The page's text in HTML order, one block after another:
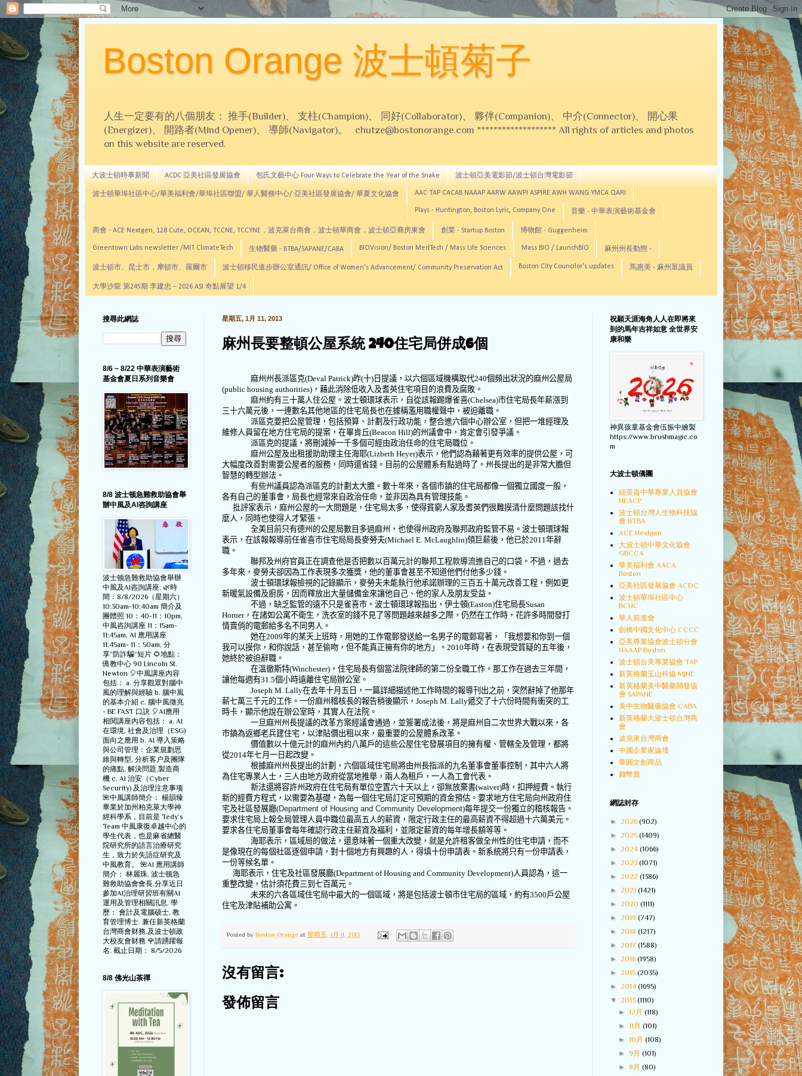
Boston Orange 波士頓菊子
人生一定要有的八個朋友： 推手(Builder)、 支柱(Champion)、 同好(Collaborator)、 夥伴(Companion)、 中介(Connector)、 開心果
(Energizer)、 開路者(Mind Opener)、 導師(Navigator)。 chutze@bostonorange.com ******************* All rights of articles and photos
on this website are reserved.
大波士頓時事新聞 ACDC 亞美社區發展協會 包氏文藝中心 Four Ways to Celebrate the Year of the Snake 波士頓亞美電影節/波士頓台灣電影節
波士頓華埠社區中心/華美福利會/華埠社區聯盟/ 華人醫務中心/ 亞美社區發展協會/ 華夏文化協會 AAC TAP CACAB NAAAP AARW AAWPI ASPIRE AWH WANG YMCA QARI
Plays - Huntington, Boston Lyric, Company One 音樂 - 中華表演藝術基金會
商會 - ACE Nextgen, 128 Cute, OCEAN, TCCNE, TCCYNE，波克萊台商會，波士頓華商會，波士頓亞裔房東會 創業 - Startup Boston 博物館 - Guggenheim
Greentown Labs newsletter /MIT ClimateTech 生物醫藥 - BTBA/SAPANE/CABA BIOVision/ Boston MedTech / Mass Life Sciences Mass BIO / LaunchBIO 麻州州長動態 -
波士頓市、昆士市，摩頓市、羅爾市 波士頓移民進步辦公室通訊/ Office of Women's Advancement/ Community Preservation Act Boston City Councilor's updates 馬惠美 - 麻州眾議員
大學沙龍 第245期 李建忠－2026 ASI 奇點展望 1/4
星期五, 1月 11, 2013
麻州長要整頓公屋系統 240住宅局併成6個
麻州州長派區克(Deval Patrick)昨(十) 日提議，以六個區域機構取代240個頻出狀況的麻州公屋局
(public housing authorities) ，藉此消除低收入及耆英住宅項目的浪費及腐敗。
麻州約有三十萬人住公屋。波士頓環球表示，自從該報踢爆雀喜(Chelsea)市住宅局長年薪漲到
三十六萬元後，一連數名其他地區的住宅局長也在據稱濫用職權聲中，被迫離職。
派區克要把公屋管理，包括預算、計劃及行政功能，整合進六個中心辦公室，但把一堆經理及
維修人員留在地方住宅局的提案，在畢肯丘(Beacon Hill)的州議會中，肯定會引發爭議。
派區克的提議，將刪減掉一千多個可經由政治任命的住宅局職位。
麻州公屋及出租援助助理主任海耶(Lizbeth Heyer)表示，他們認為藉著更有效率的提供公屋，可
大幅度改善對需要公屋者的服務，同時還省錢。目前的公屋體系有點過時了。州長提出的是非常大膽但
智慧的轉型辦法。
有些州議員認為派區克的計劃太大膽。數十年來，各個市鎮的住宅局都像一個獨立國度一般，
各有自己的董事會，局長也經常來自政治任命，並非因為具有管理技能。
批評家表示，麻州公屋的一大問題是，住宅局太多，使得貧窮人家及耆英們很難摸清什麼問題該找什
麼人，同時也使得人才緊張。
全美目前只有德州的公屋局數目多過麻州，也使得州政府及聯邦政府監管不易。波士頓環球報
表示，在該報報導前任雀喜市住宅局局長麥勞夫(Michael E. McLaughlin)領巨薪後，他已於2011年辭
職。
聯邦及州府官員正在調查他是否把數以百萬元計的聯邦工程款導流進自己的口袋。不過，過去
多年來，麥勞夫卻因為工作表現多次獲獎，他的董事會甚至不知道他們付他多少錢。
波士頓環球報檢視的記錄顯示，麥勞夫未能執行他承諾辦理的三百五十萬元改善工程，例如更
新暖氣設備及廚房，因而釋放出大量儲備金來讓他自己、他的家人及朋友受益。
不過，缺乏監管的遠不只是雀喜市。波士頓環球報指出，伊士頓(Easton)住宅局長Susan
Horner，在諸如公寓不衛生，洗衣室的錢不見了等問題越來越多之際，仍然在工作時，花許多時間發打
情賣俏的電郵給多名不同男人。
她在2009年的某天上班時，用她的工作電郵發送給一名男子的電郵寫著，「我想要和你到一個
我可以摸你，和你說話，甚至偷吻，但不能真正擁有你的地方」。 2010年時，在表現受質疑的五年後，
她終於被迫辭職。
在溫徹斯特(Winchester) ，住宅局長有個當法院律師的第二份全職工作。那工作在過去三年間，
讓他每週有31.5個小時遠離住宅局辦公室。
Joseph M. Lally在去年十月五日，一篇詳細描述他工作時間的報導刊出之前，突然辭掉了他那年
薪七萬三千元的工作。一份麻州稽核長的報告稍後顯示， Joseph M. Lally遞交了十六份時間有衝突的工
時卡，顯示他說在辦公室時，其實人在法院。
一旦麻州州長提議的改革方案經議會通過，並簽署成法後，將是麻州自二次世界大戰以來，各
市鎮為返鄉老兵建住宅，以津貼價出租以來，最重要的公屋體系改革。
價值數以十億元計的麻州內約八萬戶的這些公屋住宅發展項目的擁有權、管轄全及管理，都將
從2014年七月一日起改變。
根據麻州州長提出的計劃，六個區域住宅局將由州長指派的九名董事會董事控制，其中六人將
為住宅專業人士，三人由地方政府從當地推舉，兩人為租戶，一人為工會代表。
新法還將容許州政府在住宅局有單位空置六十天以上，卻無放棄書(waiver)時，扣押經費。執行
新的經費方程式，以需要為基礎，為每一個住宅局訂定可預期的資金預估。要求地方住宅局向州政府住
宅及社區發展廳(Department of Housing and Community Development)每年提交一份獨立的稽核報告。
要求住宅局上報全局管理人員中職位最高五人的薪資，限定行政主任的最高薪資不得超過十六萬美元。
要求各住宅局董事會每年確認行政主任薪資及福利，並限定薪資的每年增長額等等。
海耶表示，區域局的做法，還意味著一個重大改變，就是允許租客做全州性的住宅申請，而不
是像現在的每個社區逐個申請，對十個地方有興趣的人，得填十份申請表。新系統將只有一份申請表，
一份等候名單。
海耶表示，住宅及社區發展廳(Department of Housing and Community Development)人員認為，這一
重整改變，估計須花費三到七百萬元。
未來的六各區域住宅局中最大的一個區域，將是包括波士頓市住宅局的區域，約有3500戶公屋
住宅及津貼補助公寓。
Posted by Boston Orange at 星期五, 1月 11, 2013
沒有留言:
發佈留言
搜尋此網誌
8/6 ~ 8/22 中華表演藝術
基金會夏日系列音樂會
8/8 波士顿急難救助協會舉
辦中風及AI咨詢講座
波士顿急難救助協會舉辦
中風及AI咨詢講座: 🌿時
間：8/8/2026（星期六）
10:30am-10:40am 簡介及
團體照 10：40-11：10pm,
中風咨詢講座 11：15am-
11:45am, AI 應用講座
11:45am- 11：50am, 分
享”防詐騙”短片 🌻地點：
僑教中心 90 Lincoln St.
Newton 🎈中風講座內容
包括： a. 分享觀眾對腦中
風的理解與經驗 b. 腦中風
的基本介紹 c. 腦中風徵兆
- BE FAST 口訣 🎈AI應用
相関講座內容包括： a. AI
在環境, 社會及治理（ESG)
面向之應用 b. AI 導入策略
與公司管理：企業規劃思
維與轉型, 分析客户及團隊
的痛點, 解決問題,製造商
機 c. AI 治安（Cyber
Security) 及治理注意事项
🌺中風講師簡介： 楊韻臻
畢業於加州柏克萊大學神
經科學系，目前是 Tedy‘s
Team 中風康復卓越中心的
學生代表，也是麻省總醫
院研究所的語言治療研究
生，致力於失語症研究及
中風教育。 🌺AI 應用講師
簡介： 林麗珠, 波士顿急
難救助協會會長,分享近日
參加AI治理研習班有關AI
運用及管理相關訊息. 學
歷： 會計及電腦硕士, 教
育管理博士. 兼任新英格蘭
台灣商會财務,及波士頓政
大校友會财務 🌹請踴躍報
名. 截止日期： 8/5/2026
8/8 佛光山茶禪
祝願天涯海角人人在即將來
到的馬年吉祥如意 全世界安
康和樂
神異孩童基金會伍振中繪製
https://www.brushmagic.co
m
大波士頓僑團
紐英崙中華專業人員協會
NEACP
波士頓台灣人生物科技協
會 BTBA
ACE Nextgen
大波士頓中華文化協會
GBCCA
華美福利會 AACA
Boston
亞美社區發展協會 ACDC
波士頓華埠社區中心
BCNC
華人前進會
劍橋中國文化中心 CCCC
亞美專業協會波士頓分會
NAAAP Boston
波士頓台美專業協會 TAP
新英格蘭玉山科協 MJNE
新英格蘭美中醫藥開發協
會 SAPANE
美中生物醫藥協會 CABA
新英格蘭大波士頓台灣商
會
波克來台灣商會
中國企業家論壇
華圓文創商品
錢幣賞
網誌封存
► 2026 (902)
► 2025 (1409)
► 2024 (1066)
► 2023 (1071)
► 2022 (1386)
► 2021 (1421)
► 2020 (1111)
► 2019 (747)
► 2018 (1217)
► 2017 (1588)
► 2016 (1958)
► 2015 (2035)
► 2014 (1695)
▼ 2013 (1110)
►12月(118)
►11月(101)
►10月(108)
►9月(101)
► 8月(80)